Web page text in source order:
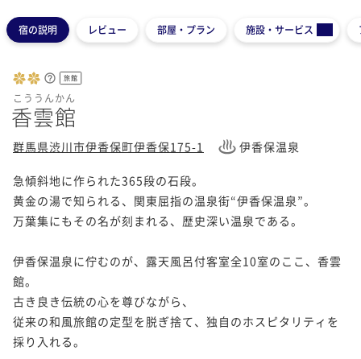
宿の説明 レビュー 部屋・プラン 施設・サービス
旅館
こううんかん
香雲館
群馬県渋川市伊香保町伊香保175-1 伊香保温泉
急傾斜地に作られた365段の石段。
黄金の湯で知られる、関東屈指の温泉街“伊香保温泉”。
万葉集にもその名が刻まれる、歴史深い温泉である。
伊香保温泉に佇むのが、露天風呂付客室全10室のここ、香雲
館。
古き良き伝統の心を尊びながら、
従来の和風旅館の定型を脱ぎ捨て、独自のホスピタリティを
採り入れる。